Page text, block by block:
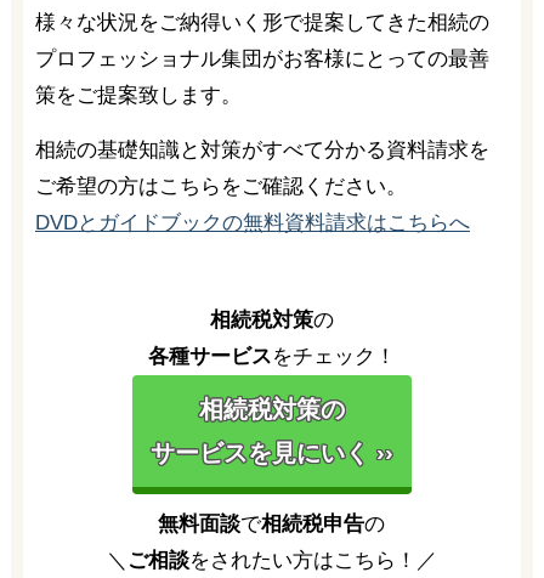
様々な状況をご納得いく形で提案してきた相続の
プロフェッショナル集団がお客様にとっての最善
策をご提案致します。
相続の基礎知識と対策がすべて分かる資料請求を
ご希望の方はこちらをご確認ください。
DVDとガイドブックの無料資料請求はこちらへ
相続税対策の
各種サービスをチェック！
相続税対策の
サービスを見にいく ››
無料面談で相続税申告の
＼ ご相談をされたい方はこちら！／